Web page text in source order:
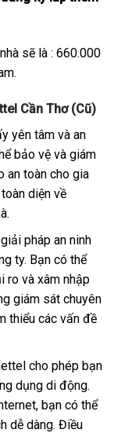
sẽ là : 660.000
Cần Thơ (Cũ)
yên tâm và an
bảo vệ và giám
an toàn cho gia
diện về
pháp an ninh
ty. Bạn có thể
ro và xâm nhập
giám sát chuyên
thiểu các vấn đề
cho phép bạn
dụng di động.
bạn có thể
dễ dàng. Điều